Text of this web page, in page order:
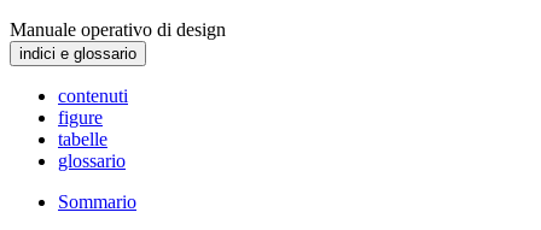
Manuale operativo di design
indici e glossario
contenuti
figure
tabelle
glossario
Sommario